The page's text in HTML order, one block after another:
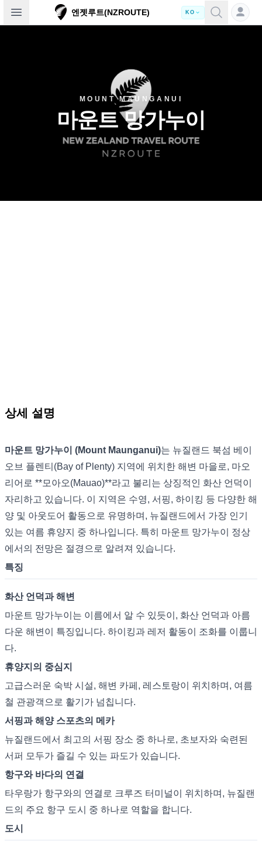
Open sidebar 엔젯루트(NZROUTE) KO
MOUNT MAUNGANUI
마운트 망가누이
상세 설명
마운트 망가누이 (Mount Maunganui)는 뉴질랜드 북섬 베이
오브 플렌티(Bay of Plenty) 지역에 위치한 해변 마을로, 마오
리어로 **모아오(Mauao)**라고 불리는 상징적인 화산 언덕이
자리하고 있습니다. 이 지역은 수영, 서핑, 하이킹 등 다양한 해
양 및 아웃도어 활동으로 유명하며, 뉴질랜드에서 가장 인기
있는 여름 휴양지 중 하나입니다. 특히 마운트 망가누이 정상
에서의 전망은 절경으로 알려져 있습니다.
특징
화산 언덕과 해변
마운트 망가누이는 이름에서 알 수 있듯이, 화산 언덕과 아름
다운 해변이 특징입니다. 하이킹과 레저 활동이 조화를 이룹니
다.
휴양지의 중심지
고급스러운 숙박 시설, 해변 카페, 레스토랑이 위치하며, 여름
철 관광객으로 활기가 넘칩니다.
서핑과 해양 스포츠의 메카
뉴질랜드에서 최고의 서핑 장소 중 하나로, 초보자와 숙련된
서퍼 모두가 즐길 수 있는 파도가 있습니다.
항구와 바다의 연결
타우랑가 항구와의 연결로 크루즈 터미널이 위치하며, 뉴질랜
드의 주요 항구 도시 중 하나로 역할을 합니다.
도시